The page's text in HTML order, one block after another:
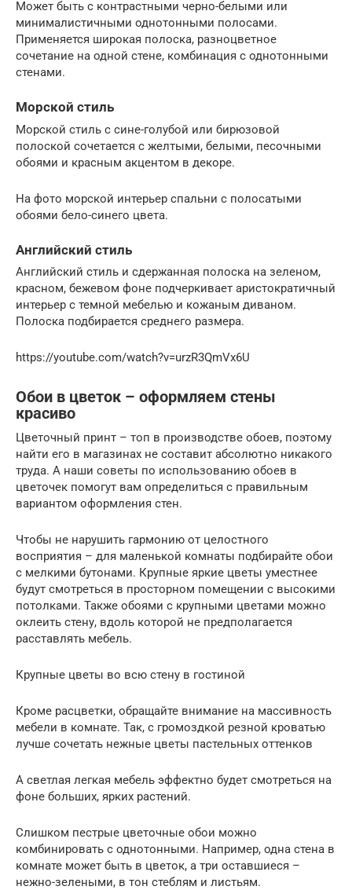
Может быть с контрастными черно-белыми или
минималистичными однотонными полосами.
Применяется широкая полоска, разноцветное
сочетание на одной стене, комбинация с однотонными
стенами.
Морской стиль
Морской стиль с сине-голубой или бирюзовой
полоской сочетается с желтыми, белыми, песочными
обоями и красным акцентом в декоре.
На фото морской интерьер спальни с полосатыми
обоями бело-синего цвета.
Английский стиль
Английский стиль и сдержанная полоска на зеленом,
красном, бежевом фоне подчеркивает аристократичный
интерьер с темной мебелью и кожаным диваном.
Полоска подбирается среднего размера.
https://youtube.com/watch?v=urzR3QmVx6U
Обои в цветок – оформляем стены
красиво
Цветочный принт – топ в производстве обоев, поэтому
найти его в магазинах не составит абсолютно никакого
труда. А наши советы по использованию обоев в
цветочек помогут вам определиться с правильным
вариантом оформления стен.
Чтобы не нарушить гармонию от целостного
восприятия – для маленькой комнаты подбирайте обои
с мелкими бутонами. Крупные яркие цветы уместнее
будут смотреться в просторном помещении с высокими
потолками. Также обоями с крупными цветами можно
оклеить стену, вдоль которой не предполагается
расставлять мебель.
Крупные цветы во всю стену в гостиной
Кроме расцветки, обращайте внимание на массивность
мебели в комнате. Так, с громоздкой резной кроватью
лучше сочетать нежные цветы пастельных оттенков
А светлая легкая мебель эффектно будет смотреться на
фоне больших, ярких растений.
Слишком пестрые цветочные обои можно
комбинировать с однотонными. Например, одна стена в
комнате может быть в цветок, а три оставшиеся –
нежно-зелеными, в тон стеблям и листьям.